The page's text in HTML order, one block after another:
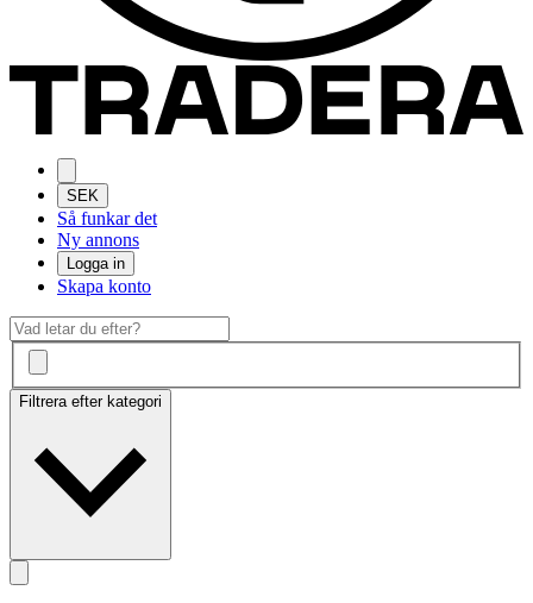
SEK
Så funkar det
Ny annons
Logga in
Skapa konto
Filtrera efter kategori